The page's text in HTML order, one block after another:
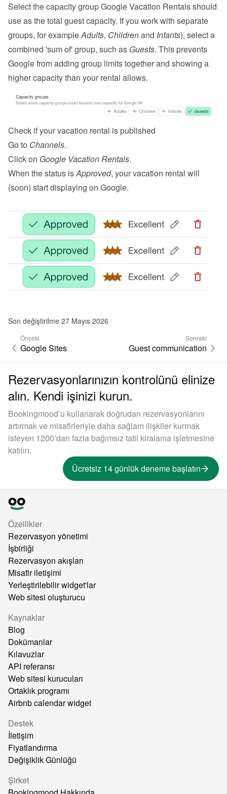
Select the capacity group Google Vacation Rentals should
use as the total guest capacity. If you work with separate
groups, for example Adults, Children and Infants), select a
combined 'sum of' group, such as Guests. This prevents
Google from adding group limits together and showing a
higher capacity than your rental allows.
Check if your vacation rental is published
Go to Channels.
Click on Google Vacation Rentals.
When the status is Approved, your vacation rental will
(soon) start displaying on Google.
Son değiştirilme 27 Mayıs 2026
Önceki
Google Sites
Sonraki
Guest communication
Rezervasyonlarınızın kontrolünü elinize
alın. Kendi işinizi kurun.
Bookingmood’u kullanarak doğrudan rezervasyonlarını
artırmak ve misafirleriyle daha sağlam ilişkiler kurmak
isteyen 1200’dan fazla bağımsız tatil kiralama işletmesine
katılın.
Ücretsiz 14 günlük deneme başlatın
Özellikler
Rezervasyon yönetimi
İşbirliği
Rezervasyon akışları
Misafir iletişimi
Yerleştirilebilir widget'lar
Web sitesi oluşturucu
Kaynaklar
Blog
Dokümanlar
Kılavuzlar
API referansı
Web sitesi kurucuları
Ortaklık programı
Airbnb calendar widget
Destek
İletişim
Fiyatlandırma
Değişiklik Günlüğü
Şirket